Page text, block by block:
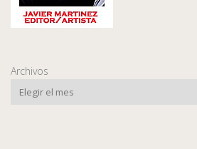
Archivos